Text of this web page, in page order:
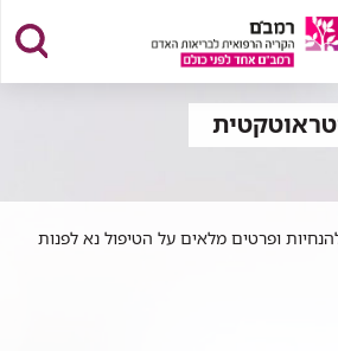
ופרטים מלאים על הטיפול נא לפנות